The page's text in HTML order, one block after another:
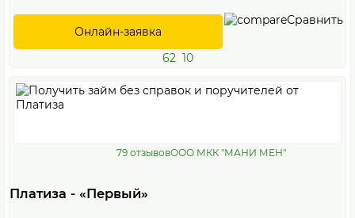
Онлайн-заявка
Сравнить
62 10
79 отзывовООО МКК "МАНИ МЕН"
Платиза - «Первый»